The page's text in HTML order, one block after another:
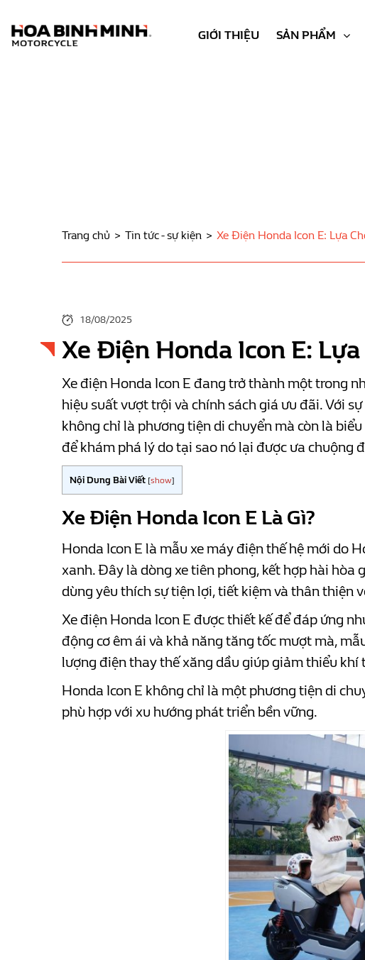
GIỚI THIỆU SẢN PHẨM
Trang chủ Tin tức - sự kiện Xe Điện Honda Icon E: Lựa
18/08/2025
Xe Điện Honda Icon E:
Xe điện Honda Icon E đang trở thành một trong
hiệu suất vượt trội và chính sách giá ưu đãi. Với
không chỉ là phương tiện di chuyển mà còn là
để khám phá lý do tại sao nó lại được ưa chuộng
Nội Dung Bài Viết [show]
Xe Điện Honda Icon E Là Gì?
Honda Icon E là mẫu xe máy điện thế hệ mới do
xanh. Đây là dòng xe tiên phong, kết hợp hài hòa
dùng yêu thích sự tiện lợi, tiết kiệm và thân thiện
Xe điện Honda Icon E được thiết kế để đáp ứng
động cơ êm ái và khả năng tăng tốc mượt mà,
lượng điện thay thế xăng dầu giúp giảm thiểu
Honda Icon E không chỉ là một phương tiện di
phù hợp với xu hướng phát triển bền vững.